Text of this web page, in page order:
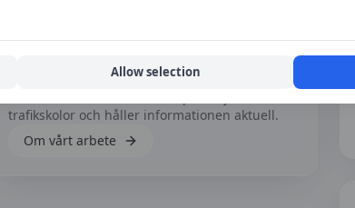
Hur fungerar tjänsten?
trafikskolor och håller informationen aktuell.
Om vårt arbete
Allow selection